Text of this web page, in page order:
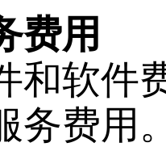
费用
和软件
务费用